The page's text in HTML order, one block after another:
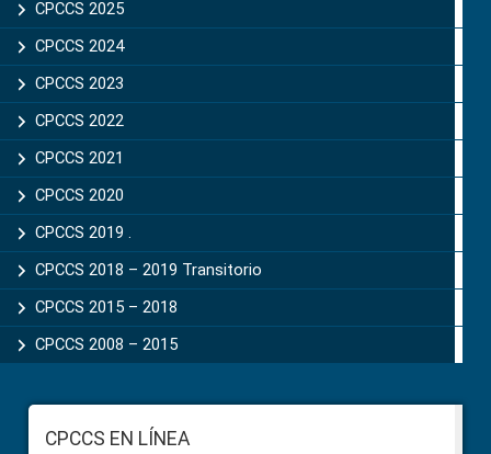
CPCCS 2025
CPCCS 2024
CPCCS 2023
CPCCS 2022
CPCCS 2021
CPCCS 2020
CPCCS 2019 .
CPCCS 2018 – 2019 Transitorio
CPCCS 2015 – 2018
CPCCS 2008 – 2015
FooterCPCCS EN LÍNEA